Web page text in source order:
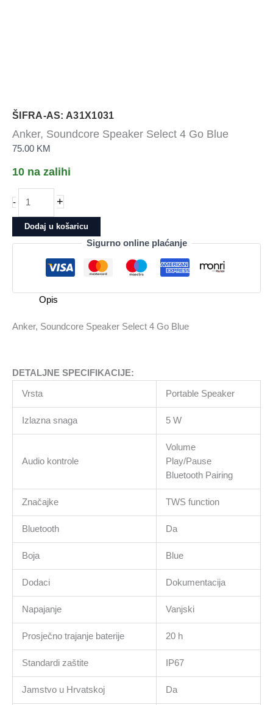
ŠIFRA-AS: A31X1031
Anker, Soundcore Speaker Select 4 Go Blue
75.00 KM
10 na zalihi
-
Soundcore
Speaker
Select
količina
+
Dodaj u košaricu
Sigurno online plaćanje
Opis
Anker, Soundcore Speaker Select 4 Go Blue
DETALJNE SPECIFIKACIJE:
Vrsta Portable Speaker
Izlazna snaga 5 W
Audio kontrole
Volume
Play/Pause
Bluetooth Pairing
Značajke TWS function
Bluetooth Da
Boja Blue
Dodaci Dokumentacija
Napajanje Vanjski
Prosječno trajanje baterije 20 h
Standardi zaštite IP67
Jamstvo u Hrvatskoj Da